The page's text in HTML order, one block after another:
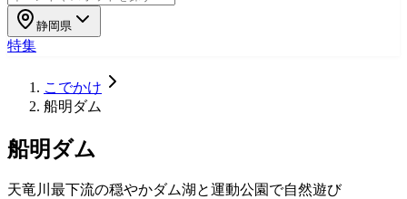
静岡県
特集
こでかけ
船明ダム
船明ダム
天竜川最下流の穏やかダム湖と運動公園で自然遊び